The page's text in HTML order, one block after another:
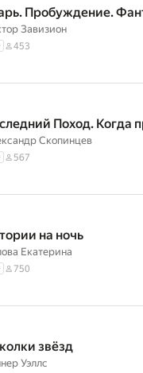
Пробуждение.
Завизион
453
Поход. Когда
Скопинцев
567
на ночь
Екатерина
750
звёзд
Уэллс